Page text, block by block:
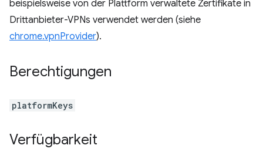
beispielsweise von der Plattform verwaltete Zertifikate in
Drittanbieter-VPNs verwendet werden (siehe
chrome.vpnProvider).
Berechtigungen
platformKeys
Verfügbarkeit